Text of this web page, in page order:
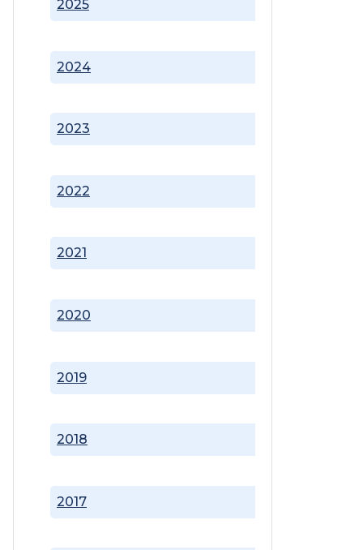
2017
2018
2019
2020
2021
2022
2023
2024
2025